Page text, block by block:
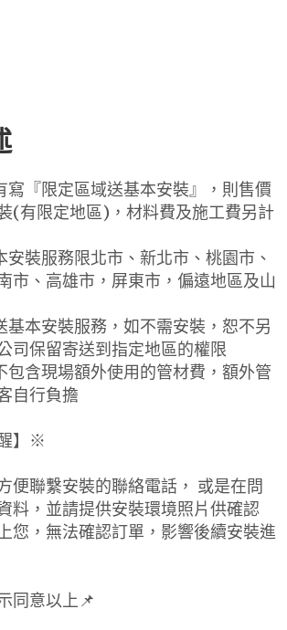
寫『限定區域送基本安裝』，則售價
(有限定地區)，材料費及施工費另計
安裝服務限北市、新北市、桃園市、
市、高雄市，屏東市，偏遠地區及山
基本安裝服務，如不需安裝，恕不另
司保留寄送到指定地區的權限
包含現場額外使用的管材費，額外管
自行負擔
】※
便聯繫安裝的聯絡電話， 或是在問
料，並請提供安裝環境照片供確認
您，無法確認訂單，影響後續安裝進
同意以上📌